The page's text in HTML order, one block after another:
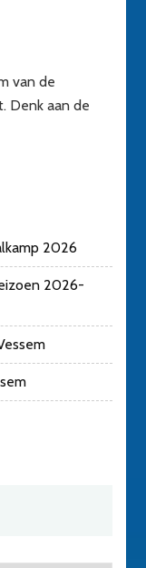
van de
Denk aan de
2026
2026-